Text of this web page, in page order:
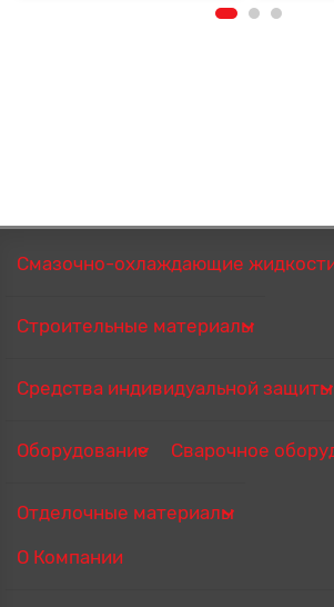
Смазочно-охлаждающие
Строительные материалы
Средства индивидуальной защиты
Оборудование Сварочное
Отделочные материалы
О Компании